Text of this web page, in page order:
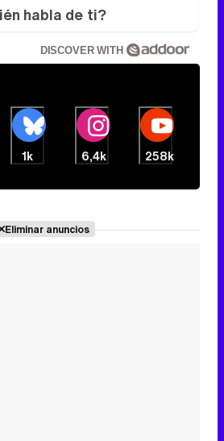
habla de ti?
DISCOVER WITH
1k 6,4k 258k
Eliminar anuncios